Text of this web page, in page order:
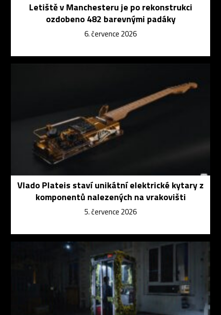
Letiště v Manchesteru je po rekonstrukci
ozdobeno 482 barevnými padáky
6. července 2026
Vlado Plateis staví unikátní elektrické kytary z
komponentů nalezených na vrakovišti
5. července 2026